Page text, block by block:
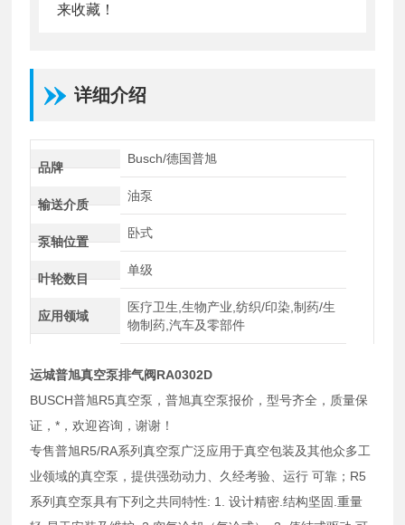
来收藏！
详细介绍
品牌
Busch/德国普旭
输送介质
油泵
泵轴位置
卧式
叶轮数目
单级
应用领域
医疗卫生,生物产业,纺织/印染,制药/生
物制药,汽车及零部件
运城普旭真空泵排气阀RA0302D
BUSCH普旭R5真空泵，普旭真空泵报价，型号齐全，质量保
证，*，欢迎咨询，谢谢！
专售普旭R5/RA系列真空泵广泛应用于真空包装及其他众多工
业领域的真空泵，提供强劲动力、久经考验、运行 可靠；R5
系列真空泵具有下列之共同特性: 1. 设计精密.结构坚固.重量